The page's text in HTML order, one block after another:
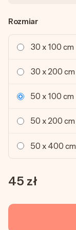
Rozmiar
30 x 100 cm
30 x 200 cm
50 x 100 cm
50 x 200 cm
50 x 400 cm
45 zł